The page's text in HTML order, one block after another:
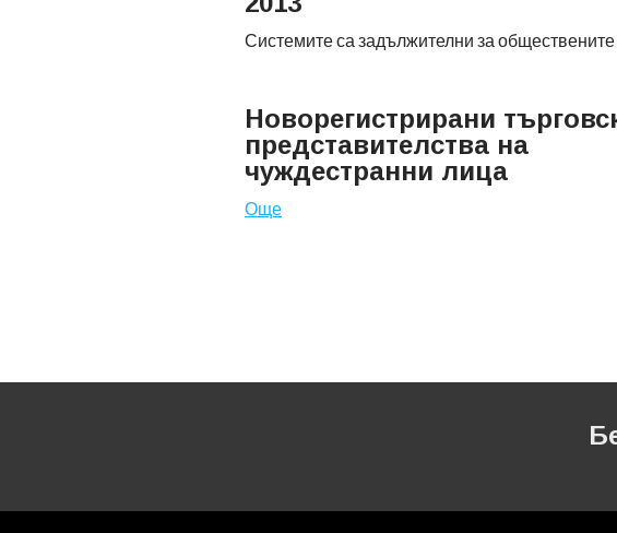
Системите са задължителни за обществените
Новорегистрирани
представителства на
чуждестранни лица
Още